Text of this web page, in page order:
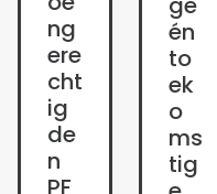
ng
ere
cht
ig
de
n
PF
én
to
ek
o
ms
tig